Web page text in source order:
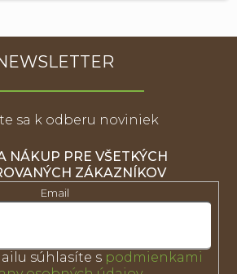
sa k odberu noviniek
NÁKUP PRE VŠETKÝCH
ZÁKAZNÍKOV
Email
súhlasíte s podmienkami